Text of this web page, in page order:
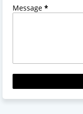
Message *